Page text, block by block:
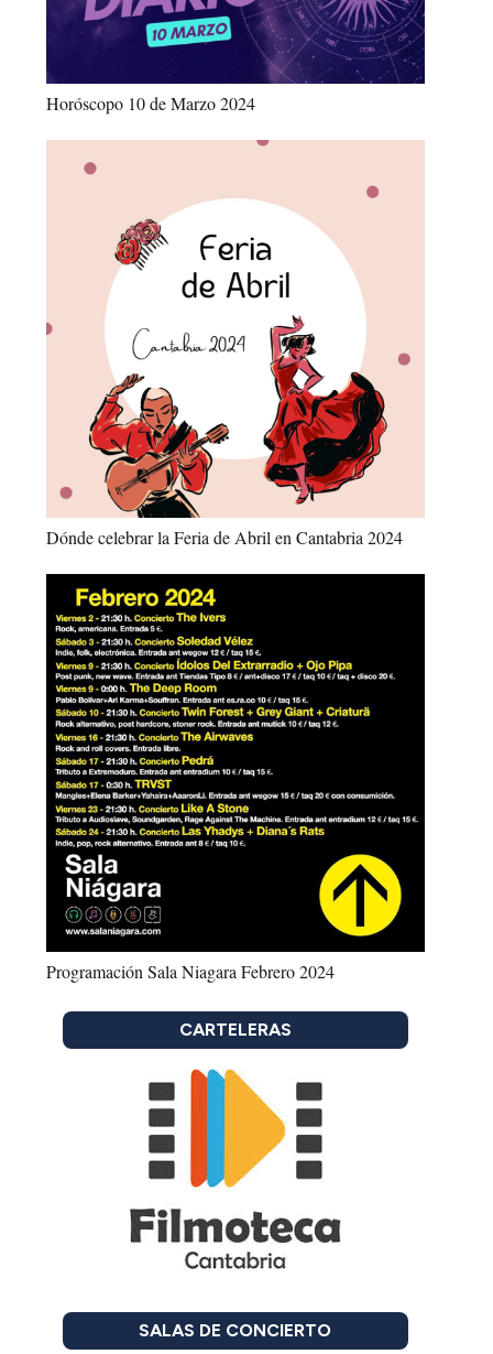
Horóscopo 10 de Marzo 2024
Dónde celebrar la Feria de Abril en Cantabria 2024
Programación Sala Niagara Febrero 2024
CARTELERAS
SALAS DE CONCIERTO